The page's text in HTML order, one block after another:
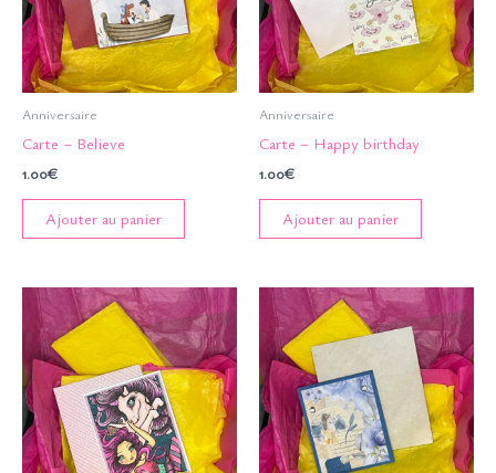
Anniversaire
Carte – Believe
1.00€
Ajouter au panier
Anniversaire
Carte – Happy birthday
1.00€
Ajouter au panier